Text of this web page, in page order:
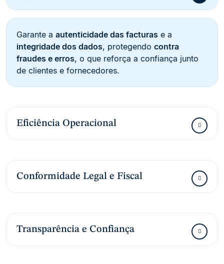
Garante a autenticidade das facturas e a
integridade dos dados, protegendo contra
fraudes e erros, o que reforça a confiança junto
de clientes e fornecedores.
Eficiência Operacional
Conformidade Legal e Fiscal
Transparência e Confiança